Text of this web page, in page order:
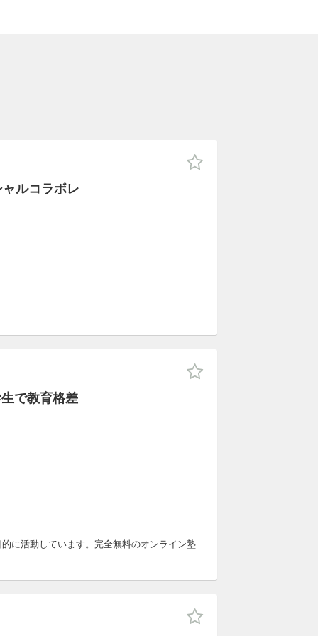
ルコラボレ
で教育格差
に活動しています。完全無料のオンライン塾